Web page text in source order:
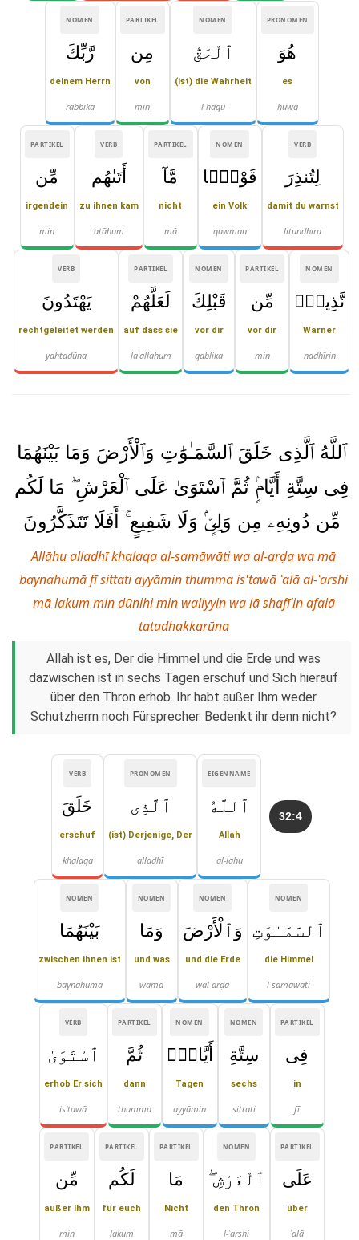
PRONOMEN
هُوَ
es
huwa
NOMEN
ٱلْحَقُّ
(ist) die Wahrheit
l-ḥaqu
PARTIKEL
مِن
von
min
NOMEN
رَّبِّكَ
deinem Herrn
rabbika
VERB
لِتُنذِرَ
damit du warnst
litundhira
NOMEN
قَوْمًۭا
ein Volk
qawman
PARTIKEL
مَّآ
nicht
mā
VERB
أَتَىٰهُم
zu ihnen kam
atāhum
PARTIKEL
مِّن
irgendein
min
NOMEN
نَّذِيرٍۢ
Warner
nadhīrin
PARTIKEL
مِّن
vor dir
min
NOMEN
قَبْلِكَ
vor dir
qablika
PARTIKEL
لَعَلَّهُمْ
auf dass sie
laʿallahum
VERB
يَهْتَدُونَ
rechtgeleitet werden
yahtadūna
ٱللَّهُ ٱلَّذِى خَلَقَ ٱلسَّمَـٰوَٰتِ وَٱلْأَرْضَ وَمَا بَيْنَهُمَا
فِى سِتَّةِ أَيَّامٍۢ ثُمَّ ٱسْتَوَىٰ عَلَى ٱلْعَرْشِ ۖ مَا لَكُم
مِّن دُونِهِۦ مِن وَلِىٍّۢ وَلَا شَفِيعٍ ۚ أَفَلَا تَتَذَكَّرُونَ
Allāhu alladhī khalaqa al-samāwāti wa al-arḍa wa mā
baynahumā fī sittati ayyāmin thumma is'tawā ʿalā al-ʿarshi
mā lakum min dūnihi min waliyyin wa lā shafīʿin afalā
tatadhakkarūna
Allah ist es, Der die Himmel und die Erde und was
dazwischen ist in sechs Tagen erschuf und Sich hierauf
über den Thron erhob. Ihr habt außer Ihm weder
Schutzherrn noch Fürsprecher. Bedenkt ihr denn nicht?
32:4
EIGENNAME
ٱللَّهُ
Allah
al-lahu
PRONOMEN
ٱلَّذِى
(ist) Derjenige, Der
alladhī
VERB
خَلَقَ
erschuf
khalaqa
NOMEN
ٱلسَّمَـٰوَٰتِ
die Himmel
l-samāwāti
NOMEN
وَٱلْأَرْضَ
und die Erde
wal-arḍa
NOMEN
وَمَا
und was
wamā
NOMEN
بَيْنَهُمَا
zwischen ihnen ist
baynahumā
PARTIKEL
فِى
in
fī
NOMEN
سِتَّةِ
sechs
sittati
NOMEN
أَيَّامٍۢ
Tagen
ayyāmin
PARTIKEL
ثُمَّ
dann
thumma
VERB
ٱسْتَوَىٰ
erhob Er sich
is'tawā
PARTIKEL
عَلَى
über
ʿalā
NOMEN
ٱلْعَرْشِ ۖ
den Thron
l-ʿarshi
PARTIKEL
مَا
Nicht
mā
PARTIKEL
لَكُم
für euch
lakum
PARTIKEL
مِّن
außer Ihm
min